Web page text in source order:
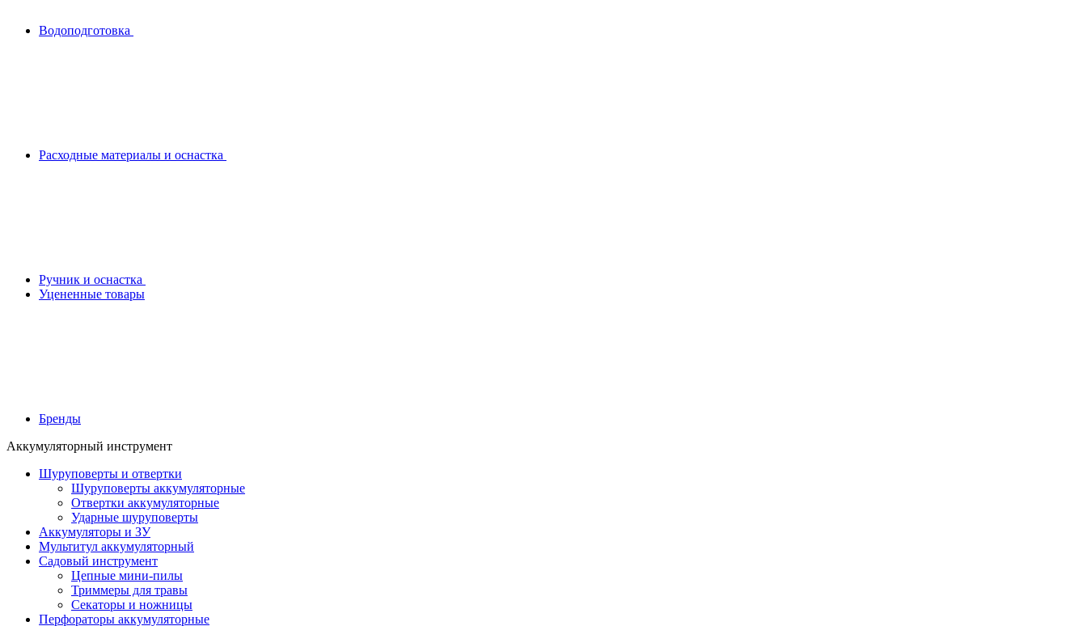
Водоподготовка
Расходные материалы и оснастка
Ручник и оснастка
Уцененные товары
Бренды
Аккумуляторный инструмент
Шуруповерты и отвертки
Шуруповерты аккумуляторные
Отвертки аккумуляторные
Ударные шуруповерты
Аккумуляторы и ЗУ
Мультитул аккумуляторный
Садовый инструмент
Цепные мини-пилы
Триммеры для травы
Секаторы и ножницы
Перфораторы аккумуляторные